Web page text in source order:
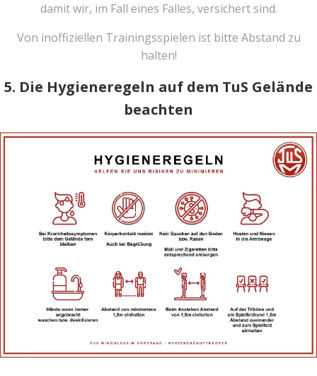
damit wir, im Fall eines Falles, versichert sind.
Von inoffiziellen Trainingsspielen ist bitte Abstand zu
halten!
5. Die Hygieneregeln auf dem TuS Gelände
beachten